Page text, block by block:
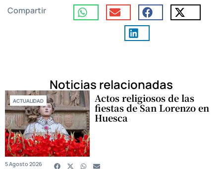
Compartir
Noticias relacionadas
ACTUALIDAD Actos religiosos de las
fiestas de San Lorenzo en
Huesca
5 Agosto 2026